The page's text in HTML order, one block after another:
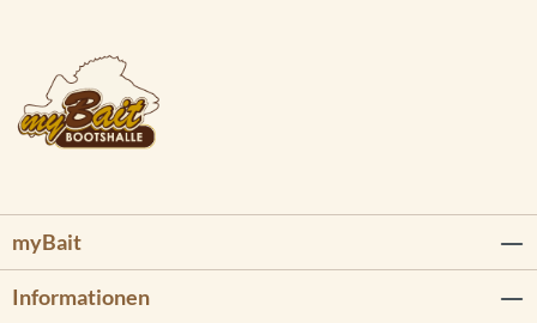
myBait
Informationen